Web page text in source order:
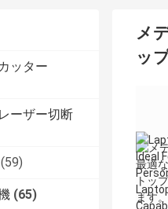
ッター
ーザー切断
(59)
(65)
メ
ッ